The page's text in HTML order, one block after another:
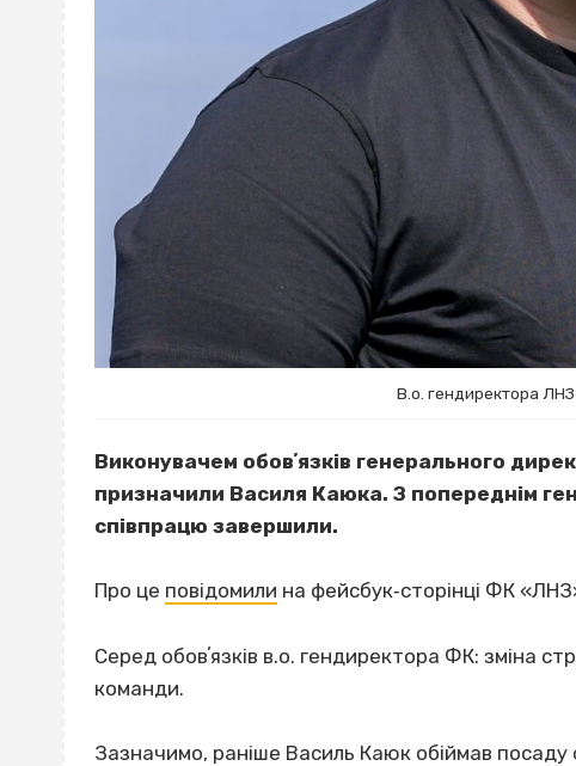
В.о. гендиректора
Виконувачем обовʼязків генерального
призначили Василя Каюка. З попереднім
співпрацю завершили.
Про це повідомили на фейсбук‐сторінці ФК
Серед обовʼязків в.о. гендиректора ФК: зміна
команди.
Зазначимо, раніше Василь Каюк обіймав посаду